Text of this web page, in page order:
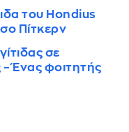
του Hondius
Πίτκερν
σε
– Ένας φοιτητής